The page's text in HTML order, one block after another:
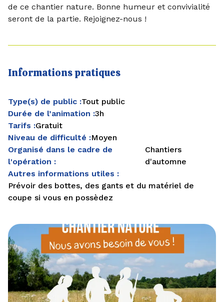
de ce chantier nature. Bonne humeur et convivialité
seront de la partie. Rejoignez-nous !
Informations pratiques
Type(s) de public :Tout public
Durée de l’animation :3h
Tarifs :Gratuit
Niveau de difficulté :Moyen
Organisé dans le cadre de
l'opération :
Chantiers
d'automne
Autres informations utiles :
Prévoir des bottes, des gants et du matériel de
coupe si vous en possèdez